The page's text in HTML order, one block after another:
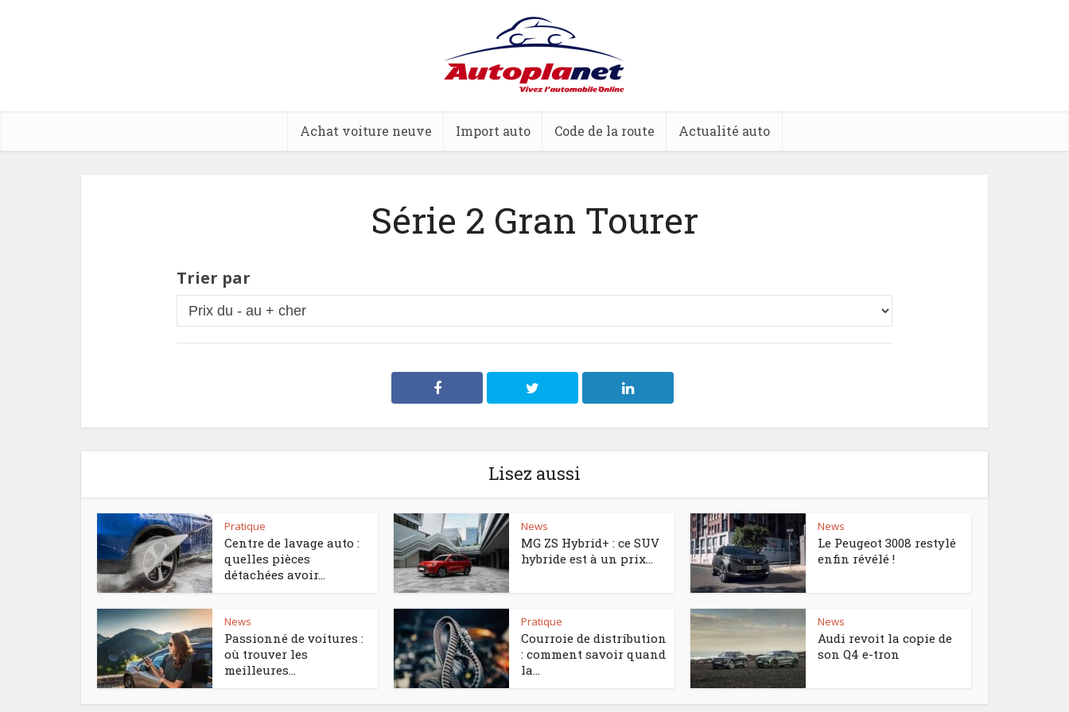
Achat voiture neuve Import auto Code de la route Actualité auto
Série 2 Gran Tourer
Trier par
Lisez aussi
Pratique
Centre de lavage auto :
quelles pièces
détachées avoir...
News
MG ZS Hybrid+ : ce SUV
hybride est à un prix...
News
Le Peugeot 3008 restylé
enfin révélé !
News
Passionné de voitures :
où trouver les
meilleures...
Pratique
Courroie de distribution
: comment savoir quand
la...
News
Audi revoit la copie de
son Q4 e-tron